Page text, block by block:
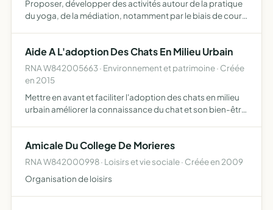
Proposer, développer des activités autour de la pratique
du yoga, de la médiation, notamment par le biais de cours
Aide A L'adoption Des Chats En Milieu Urbain
RNA W842005663 · Environnement et patrimoine · Créée
en 2015
Mettre en avant et faciliter l'adoption des chats en milieu
urbain améliorer la connaissance du chat et son bien-être
tendances b…
Amicale Du College De Morieres
RNA W842000998 · Loisirs et vie sociale · Créée en 2009
Organisation de loisirs